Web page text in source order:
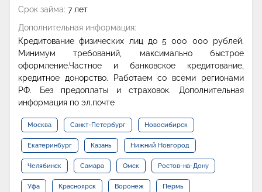
Срок займа: 7 лет
Дополнительная информация:
Кредитование физических лиц до 5 000 000 рублей.
Минимум требований, максимально быстрое
оформление.Частное и банковское кредитование,
кредитное донорство. Работаем со всеми регионами
РФ. Без предоплаты и страховок. Дополнительная
информация по эл.почте
Москва Санкт-Петербург Новосибирск
Екатеринбург Казань Нижний Новгород
Челябинск Самара Омск Ростов-на-Дону
Уфа Красноярск Воронеж Пермь